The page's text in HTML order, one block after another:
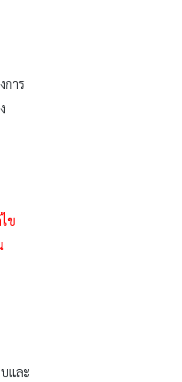
าร
ข
และ